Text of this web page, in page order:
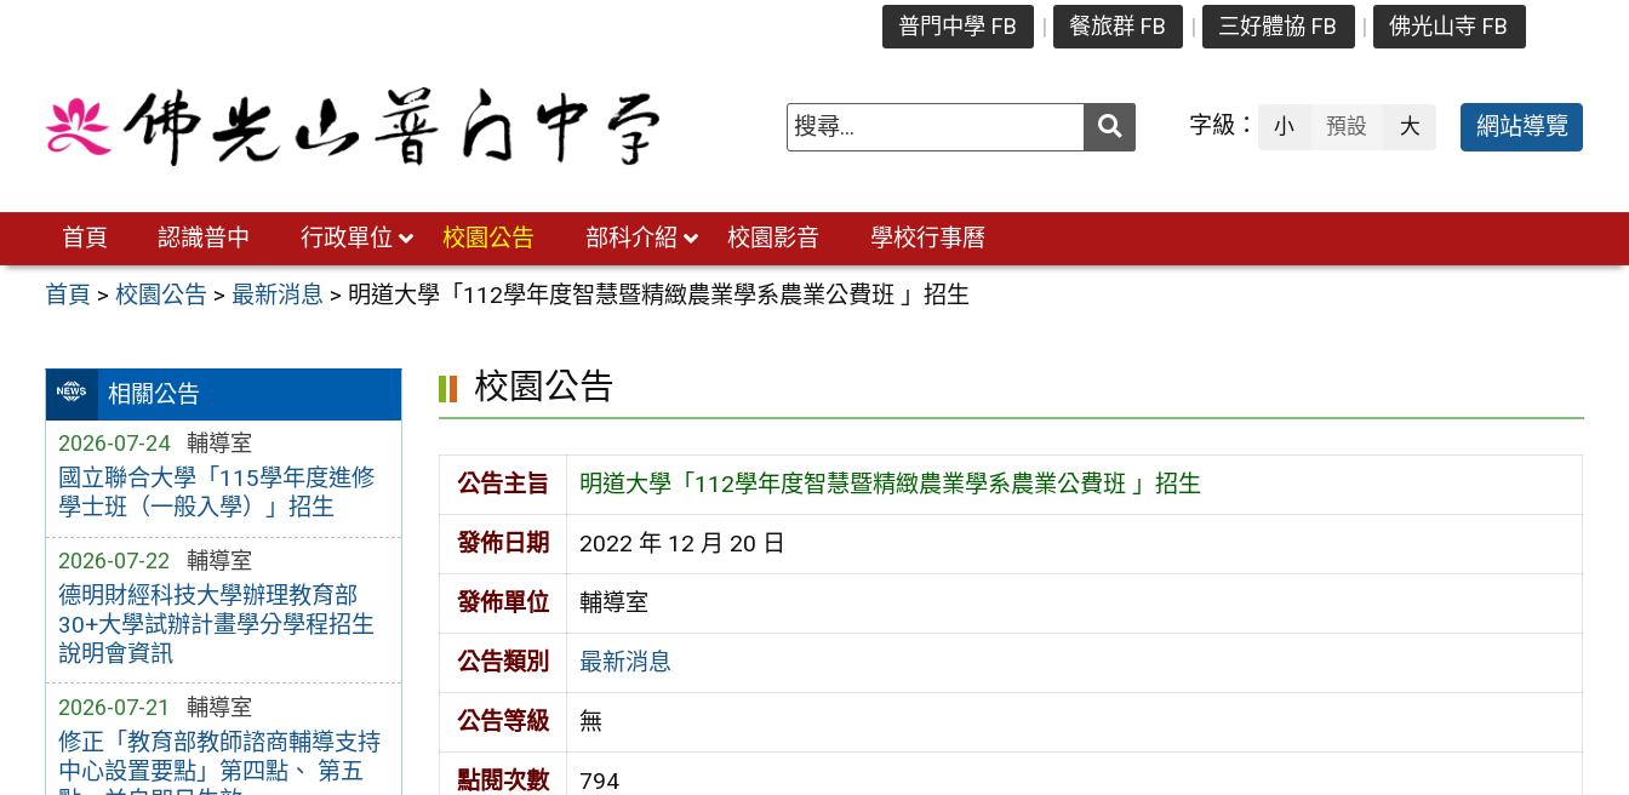
普門中學 FB 餐旅群 FB 三好體協 FB 佛光山寺 FB
送出 字級： 小 預設 大 網站導覽
首頁 認識普中 行政單位 校園公告 部科介紹 校園影音 學校行事曆
首頁 >校園公告 > 最新消息 > 明道大學「112學年度智慧暨精緻農業學系農業公費班 」招生
相關公告
2026-07-24 輔導室
國立聯合大學「115學年度進修
學士班（一般入學）」招生
2026-07-22 輔導室
德明財經科技大學辦理教育部
30+大學試辦計畫學分學程招生
說明會資訊
2026-07-21 輔導室
修正「教育部教師諮商輔導支持
中心設置要點」第四點、 第五
校園公告
公告主旨 明道大學「112學年度智慧暨精緻農業學系農業公費班 」招生
發佈日期 2022 年 12 月 20 日
發佈單位 輔導室
公告類別 最新消息
公告等級 無
點閱次數 794